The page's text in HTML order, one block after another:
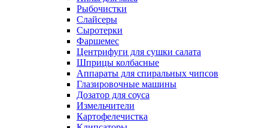
Рыбочистки
Слайсеры
Сыротерки
Фаршемес
Центрифуги для сушки салата
Шприцы колбасные
Аппараты для спиральных чипсов
Глазировочные машины
Дозатор для соуса
Измельчители
Картофелечистка